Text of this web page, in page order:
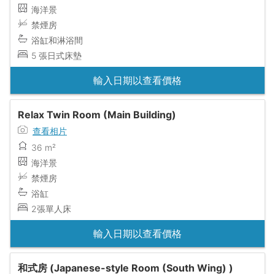
海洋景
禁煙房
浴缸和淋浴間
5 張日式床墊
輸入日期以查看價格
Relax Twin Room (Main Building)
查看相片
36 m²
海洋景
禁煙房
浴缸
2張單人床
輸入日期以查看價格
和式房 (Japanese-style Room (South Wing) )